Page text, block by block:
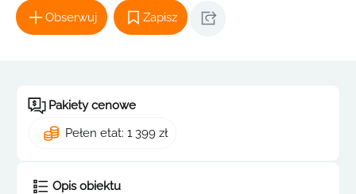
Obserwuj Zapisz
Pakiety cenowe
Pełen etat: 1 399 zł
Opis obiektu